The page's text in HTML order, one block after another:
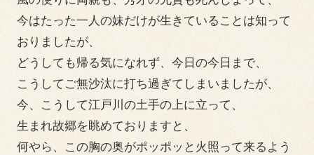
今はたった一人の妹だけが生きていることは知って
おりましたが、
どうしても帰る気になれず、今日の今日まで、
こうしてご無沙汰に打ち過ぎてしまいましたが、
今、こうして江戸川の土手の上に立って、
生まれ故郷を眺めておりますと、
何やら、この胸の奥がポッポッと火照って来るよう